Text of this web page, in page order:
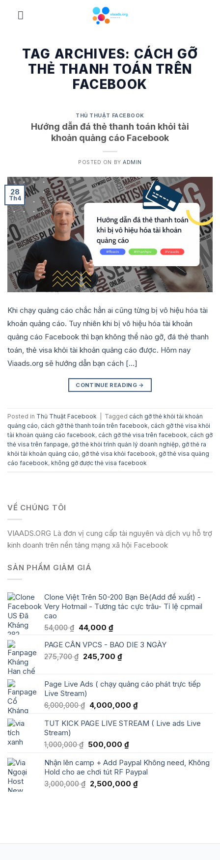
TAG ARCHIVES: CÁCH GỠ
THẺ THANH TOÁN TRÊN
FACEBOOK
THỦ THUẬT FACEBOOK
Hướng dẫn đá thẻ thanh toán khỏi tài
khoản quảng cáo Facebook
POSTED ON BYADMIN
28
Th4
Khi chạy quảng cáo chắc hẳn ai cũng từng bị vô hiệu hóa tài
khoản quảng cáo. Tuy nhiên khi bị vô hiệu hóa tài khoản
quảng cáo Facebook thì bạn không thể nào gỡ, đá thẻ thanh
toán, thẻ visa khỏi tài khoản quảng cáo được. Hôm nay
Viaads.org sẽ hướng dẫn bạn cách […]
CONTINUE READING →
Posted in Thủ Thuật Facebook Tagged cách gỡ thẻ khỏi tài khoản
quảng cáo, cách gỡ thẻ thanh toán trên facebook, cách gỡ thẻ visa khỏi
tài khoản quảng cáo facebook, cách gỡ thẻ visa trên facebook, cách gỡ
thẻ visa trên fanpage, gỡ thẻ khỏi trình quản lý doanh nghiệp, gỡ thẻ ra
khỏi tài khoản quảng cáo, gỡ thẻ visa khỏi facebook, gỡ thẻ visa quảng
cáo facebook, không gỡ được thẻ visa facebook
VỀ CHÚNG TÔI
VIAADS.ORG Là đơn vị cung cấp tài nguyên và dịch vụ hỗ trợ
kinh doanh trên nền tảng mạng xã hội Facebook
SẢN PHẨM GIẢM GIÁ
Clone Việt Trên 50-200 Bạn Bè(Add đề xuất) -
Very Hotmail - Tương tác cực trâu- Tỉ lệ cpmail
cao
54,000₫ Giá
là:
54,000 ₫.
44,000 ₫Giá
tại
là:
PAGE CÂN VPCS - BAO DIE 3 NGÀY
275,700₫ Giá
275,700 ₫.
245,700 ₫Giá
là:
Page Live Ads ( chạy quảng cáo phát trực tiếp
Live Stream)
6,000,000₫ Giá
là:
4,000,000 ₫Giá
tại
TUT KICK PAGE LIVE STREAM ( Live ads Live
Stream)
1,000,000₫ Giá
là:
1,000,000 ₫.
500,000 ₫Giá
tại
là:
500,000 ₫.
Nhận lên camp + Add Paypal Không need, Không
Hold cho ae chơi tút RF Paypal
3,000,000₫ Giá
2,500,000 ₫Giá